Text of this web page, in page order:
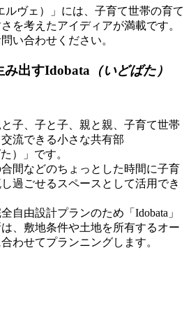
ルヴェ）」には、子育て世帯の育て
を考えたアイディアが満載です。
い合わせください。
み出すIdobata （いどばた）
子、子と子、親と親、子育て世帯
流できる小さな共有部
）」です。
間などのちょっとした時間に子育
過ごせるスペースとして活用でき
自由設計プランのため「Idobata」
、敷地条件や土地を所有するオー
わせてプランニングします。